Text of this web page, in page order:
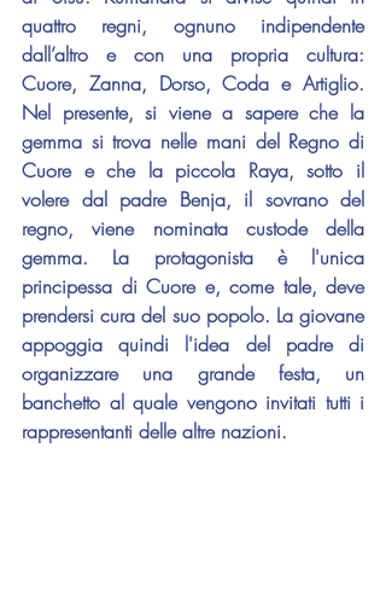
quattro regni, ognuno indipendente
dall’altro e con una propria cultura:
Cuore, Zanna, Dorso, Coda e Artiglio.
Nel presente, si viene a sapere che la
gemma si trova nelle mani del Regno di
Cuore e che la piccola Raya, sotto il
volere dal padre Benja, il sovrano del
regno, viene nominata custode della
gemma. La protagonista è l'unica
principessa di Cuore e, come tale, deve
prendersi cura del suo popolo. La giovane
appoggia quindi l'idea del padre di
organizzare una grande festa, un
banchetto al quale vengono invitati tutti i
rappresentanti delle altre nazioni.